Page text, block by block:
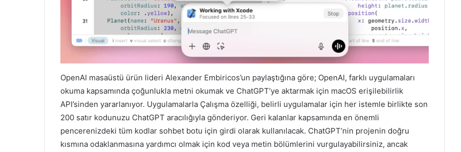
OpenAI masaüstü ürün lideri Alexander Embiricos’un paylaştığına göre; OpenAI, farklı uygulamaları
okuma kapsamında çoğunlukla metni okumak ve ChatGPT’ye aktarmak için macOS erişilebilirlik
API’sinden yararlanıyor. Uygulamalarla Çalışma özelliği, belirli uygulamalar için her istemle birlikte son
200 satır kodunuzu ChatGPT aracılığıyla gönderiyor. Geri kalanlar kapsamında en önemli
pencerenizdeki tüm kodlar sohbet botu için girdi olarak kullanılacak. ChatGPT’nin projenin doğru
kısmına odaklanmasına yardımcı olmak için kod veya metin bölümlerini vurgulayabilirsiniz, ancak